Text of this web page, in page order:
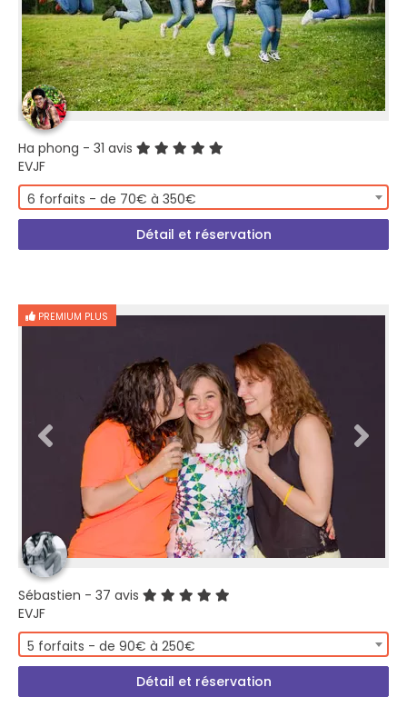
Ha phong - 31 avis
EVJF
6 forfaits - de 70€ à 350€
Détail et réservation
PREMIUM PLUS
Sébastien - 37 avis
EVJF
5 forfaits - de 90€ à 250€
Détail et réservation